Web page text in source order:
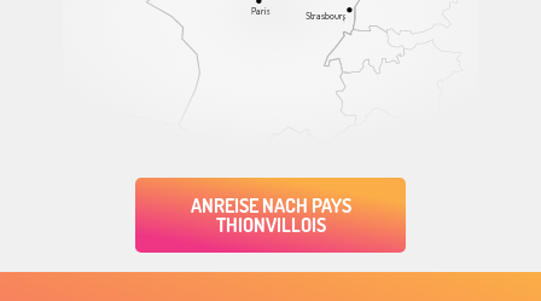
Paris Strasbourg
ANREISE NACH PAYS
THIONVILLOIS